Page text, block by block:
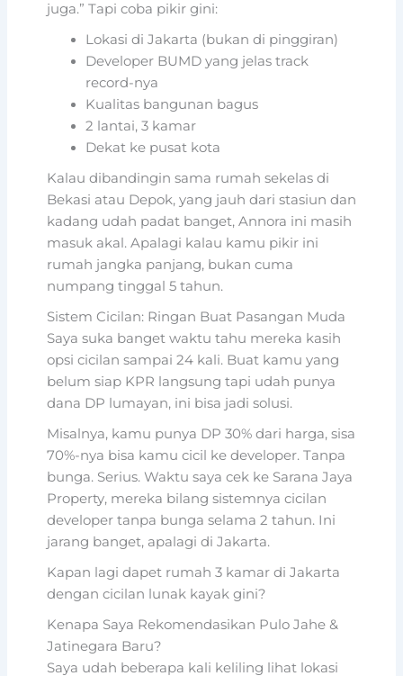
juga.” Tapi coba pikir gini:
Lokasi di Jakarta (bukan di pinggiran)
Developer BUMD yang jelas track
record-nya
Kualitas bangunan bagus
2 lantai, 3 kamar
Dekat ke pusat kota
Kalau dibandingin sama rumah sekelas di
Bekasi atau Depok, yang jauh dari stasiun dan
kadang udah padat banget, Annora ini masih
masuk akal. Apalagi kalau kamu pikir ini
rumah jangka panjang, bukan cuma
numpang tinggal 5 tahun.
Sistem Cicilan: Ringan Buat Pasangan Muda
Saya suka banget waktu tahu mereka kasih
opsi cicilan sampai 24 kali. Buat kamu yang
belum siap KPR langsung tapi udah punya
dana DP lumayan, ini bisa jadi solusi.
Misalnya, kamu punya DP 30% dari harga, sisa
70%-nya bisa kamu cicil ke developer. Tanpa
bunga. Serius. Waktu saya cek ke Sarana Jaya
Property, mereka bilang sistemnya cicilan
developer tanpa bunga selama 2 tahun. Ini
jarang banget, apalagi di Jakarta.
Kapan lagi dapet rumah 3 kamar di Jakarta
dengan cicilan lunak kayak gini?
Kenapa Saya Rekomendasikan Pulo Jahe &
Jatinegara Baru?
Saya udah beberapa kali keliling lihat lokasi